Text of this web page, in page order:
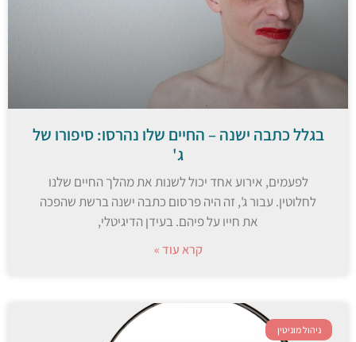
בגלל כתבה ישנה – החיים שלו נהרסו: סיפורו של
ג'
לפעמים, אירוע אחד יכול לשנות את מהלך החיים שלנו
לחלוטין. עבור ג', זה היה פרסום כתבה ישנה ברשת שהפכה
את חייו על פיהם. בעידן הדיגיטלי,
קרא עוד »
ניהול מוניטין